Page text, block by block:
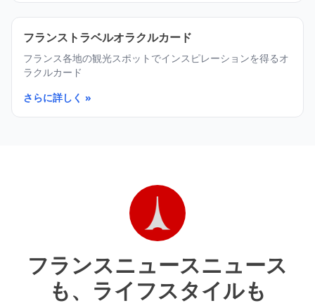
フランストラベルオラクルカード
フランス各地の観光スポットでインスピレーションを得るオ
ラクルカード
さらに詳しく »
フランスニュースニュース
も、ライフスタイルも